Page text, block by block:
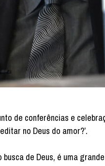
de conferências e
no Deus do amor?’.
de Deus, é uma